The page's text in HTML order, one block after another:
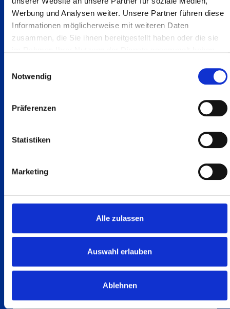
Werbung und Analysen weiter. Unsere Partner führen diese
Informationen möglicherweise mit weiteren Daten
zusammen, die Sie ihnen bereitgestellt haben oder die sie
Notwendig
Präferenzen
Statistiken
Marketing
Alle zulassen
Auswahl erlauben
Ablehnen
Werfen Sie einen Blick auf unsere
Heesemann Holzmaschinen
HSM .2/.3/.4